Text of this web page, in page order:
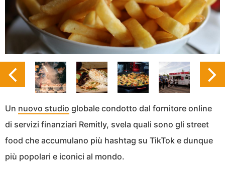
Un nuovo studio globale condotto dal fornitore online
di servizi finanziari Remitly, svela quali sono gli street
food che accumulano più hashtag su TikTok e dunque
più popolari e iconici al mondo.